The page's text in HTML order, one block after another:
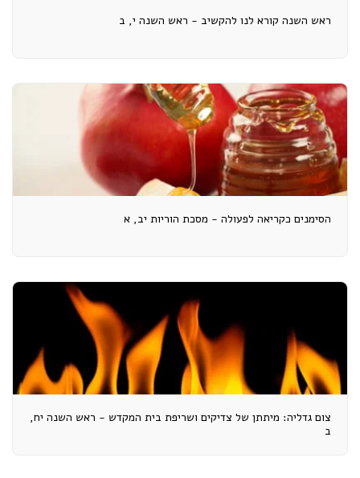
ראש השנה קורא לנו להקשיב - ראש השנה י, ב
הסימנים כקריאה לפעולה - מסכת הוריות יב, א
צום גדליה: מיתתן של צדיקים ושריפת בית המקדש - ראש השנה יח,
ב